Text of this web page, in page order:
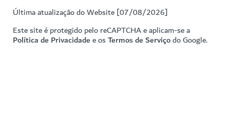
Última atualização do Website [07/08/2026]
Este site é protegido pelo reCAPTCHA e aplicam-se a
Política de Privacidadee osTermos de Serviçodo Google.